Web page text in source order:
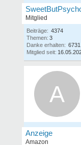
Mitglied
Beiträge: 4374
Themen: 3
Danke erhalten: 6731
Mitglied seit:
A